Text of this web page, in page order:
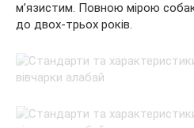
м’язистим. Повною мірою
до двох-трьох років.